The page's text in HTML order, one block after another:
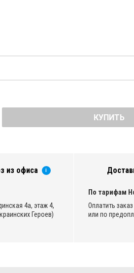
КУПИТЬ
из офиса i
4а, этаж 4,
Героев)
По тарифам
Оплатить
или по